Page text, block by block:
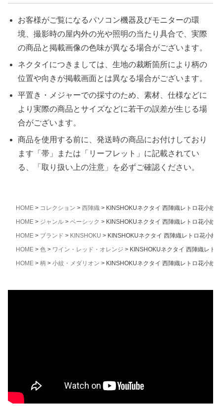
お客様がご覧になるパソコン機器及びモニターの環
境、撮影時の屋内外の光や照明の当たり具合で、実際
の商品と掲載画像の色味が異なる場合がございます。
ネクタイにつきましては、生地の裁断箇所により柄の
位置や向きが掲載画面とは異なる場合がございます。
平置き・メジャーでの採寸のため、素材、仕様などに
より実際の商品とサイズなどに若干の誤差が生じる場
合がございます。
商品を使用する前に、発送時の商品にお付けしており
ます「帯」または「リーフレット」に記載されてい
る、「取り扱い上の注意」を必ずご確認ください。
HOME コレクション 西陣織
KINSHOKUネクタイ 西陣織レトロ花小紋
HOME
ジャンル ベーシック
KINSHOKUネクタイ 西陣織レトロ花小紋
HOME
ブランド KINSHOKU
KINSHOKUネクタイ 西陣織レトロ花小紋
HOME
色 ワイン・レッド・オレンジ
KINSHOKUネクタイ 西陣織レト
HOME
柄 小紋・メダリオン KINSHOKUネクタイ 西陣織レトロ花小紋